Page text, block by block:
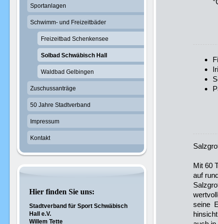
Mit 60
auf
seine
Sportanlagen
Schwimm- und Freizeitbäder
Freizeitbad Schenkensee
Solbad Schwäbisch Hall
Waldbad Gelbingen
Zuschussanträge
50 Jahre Stadtverband
Impressum
Kontakt
Hier finden Sie uns:
Stadtverband für Sport Schwäbisch
Hall e.V.
Willem Tette